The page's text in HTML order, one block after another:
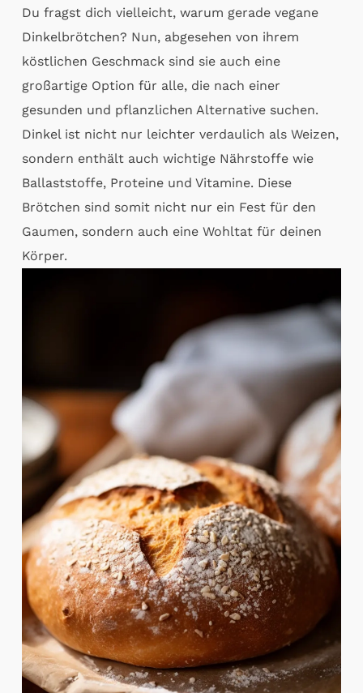
Du fragst dich vielleicht, warum gerade vegane
Dinkelbrötchen? Nun, abgesehen von ihrem
köstlichen Geschmack sind sie auch eine
großartige Option für alle, die nach einer
gesunden und pflanzlichen Alternative suchen.
Dinkel ist nicht nur leichter verdaulich als Weizen,
sondern enthält auch wichtige Nährstoffe wie
Ballaststoffe, Proteine und Vitamine. Diese
Brötchen sind somit nicht nur ein Fest für den
Gaumen, sondern auch eine Wohltat für deinen
Körper.